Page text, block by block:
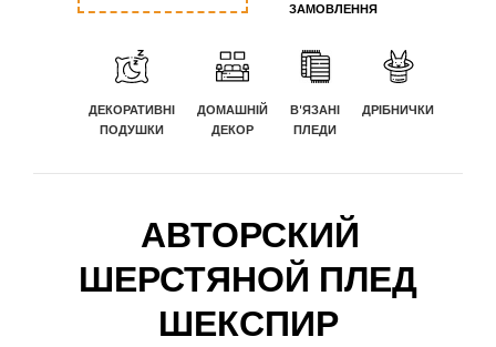
ЗАМОВЛЕННЯ
ДЕКОРАТИВНІ
ПОДУШКИ
ДОМАШНІЙ
ДЕКОР
В'ЯЗАНІ
ПЛЕДИ
ДРІБНИЧКИ
АВТОРСКИЙ
ШЕРСТЯНОЙ ПЛЕД
ШЕКСПИР